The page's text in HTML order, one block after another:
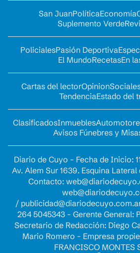
San JuanPolíticaEconomía
Suplemento Verde
PolicialesPasión Deportiva
El MundoRecetasEn
Cartas del lectorOpinion
TendenciaEstado del
ClasificadosInmuebles
Avisos Fúnebres y
Diario de Cuyo - Fecha de Inicio:
Av. Alem Sur 1639. Esquina
Contacto:
/
264 5045343 - Gerente General:
Secretario de Redacción: Diego
Mario Romero - Empresa
FRANCISCO MONTES